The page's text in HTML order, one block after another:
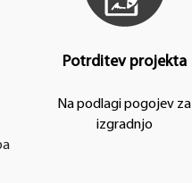
Potrditev projekta
Na podlagi pogojev za
izgradnjo